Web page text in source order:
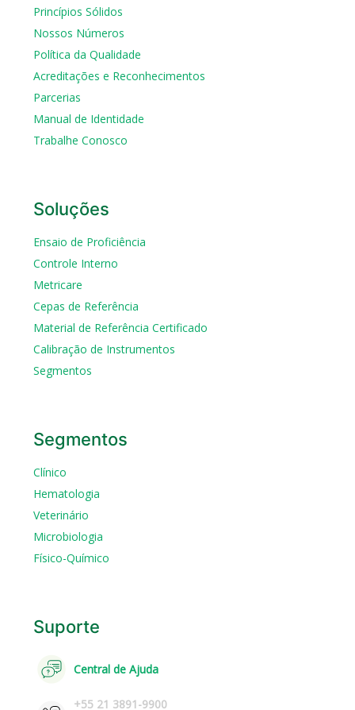
Princípios Sólidos
Nossos Números
Política da Qualidade
Acreditações e Reconhecimentos
Parcerias
Manual de Identidade
Trabalhe Conosco
Soluções
Ensaio de Proficiência
Controle Interno
Metricare
Cepas de Referência
Material de Referência Certificado
Calibração de Instrumentos
Segmentos
Segmentos
Clínico
Hematologia
Veterinário
Microbiologia
Físico-Químico
Suporte
Central de Ajuda
+55 21 3891-9900